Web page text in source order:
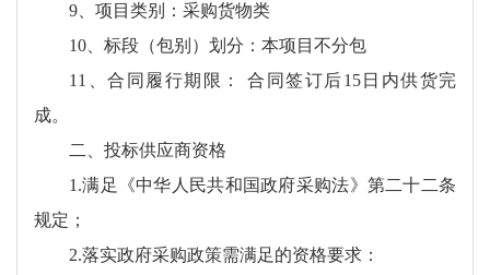
9、项目类别：采购货物类
10、标段（包别）划分：本项目不分包
11、合同履行期限： 合同签订后15日内供货完
成。
二、投标供应商资格
1.满足《中华人民共和国政府采购法》第二十二条
规定；
2.落实政府采购政策需满足的资格要求：